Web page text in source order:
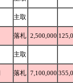
主取
落札 2,500,000
主取
落札 7,100,000